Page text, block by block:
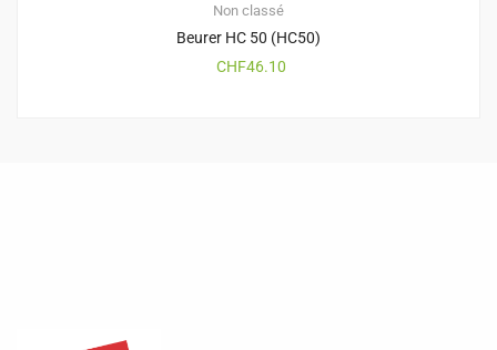
Non classé
Beurer HC 50 (HC50)
CHF46.10